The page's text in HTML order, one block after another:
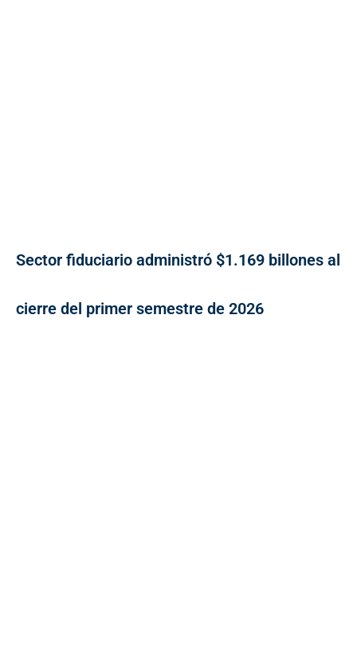
Sector fiduciario administró $1.169 billones al
cierre del primer semestre de 2026